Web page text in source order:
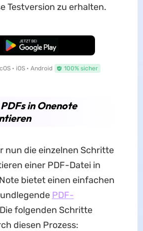
Testversion zu erhalten.
Kostenloser Download
• iOS • Android 100% sicher
in Onenote
nun die einzelnen Schritte
einer PDF-Datei in
bietet einen einfachen
PDF-
folgenden Schritte
diesen Prozess: